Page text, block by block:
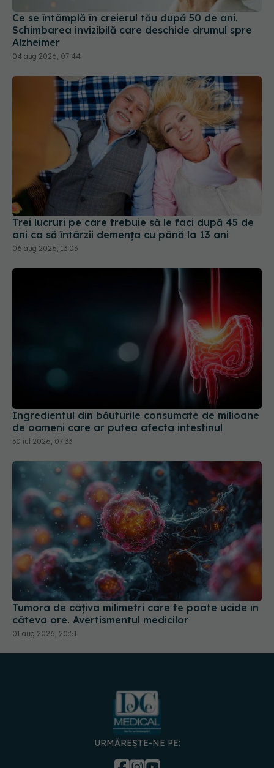
Ce se întâmplă în creierul tău după 50 de ani.
Schimbarea invizibilă care deschide drumul spre
Alzheimer
04 aug 2026, 07:44
Trei lucruri pe care trebuie să le faci după 45 de
ani ca să întârzii demența cu până la 13 ani
06 aug 2026, 13:03
Ingredientul din băuturile consumate de milioane
de oameni care ar putea afecta intestinul
30 iul 2026, 07:33
Tumora de câțiva milimetri care te poate ucide în
câteva ore. Avertismentul medicilor
01 aug 2026, 20:51
URMĂREȘTE-NE PE: